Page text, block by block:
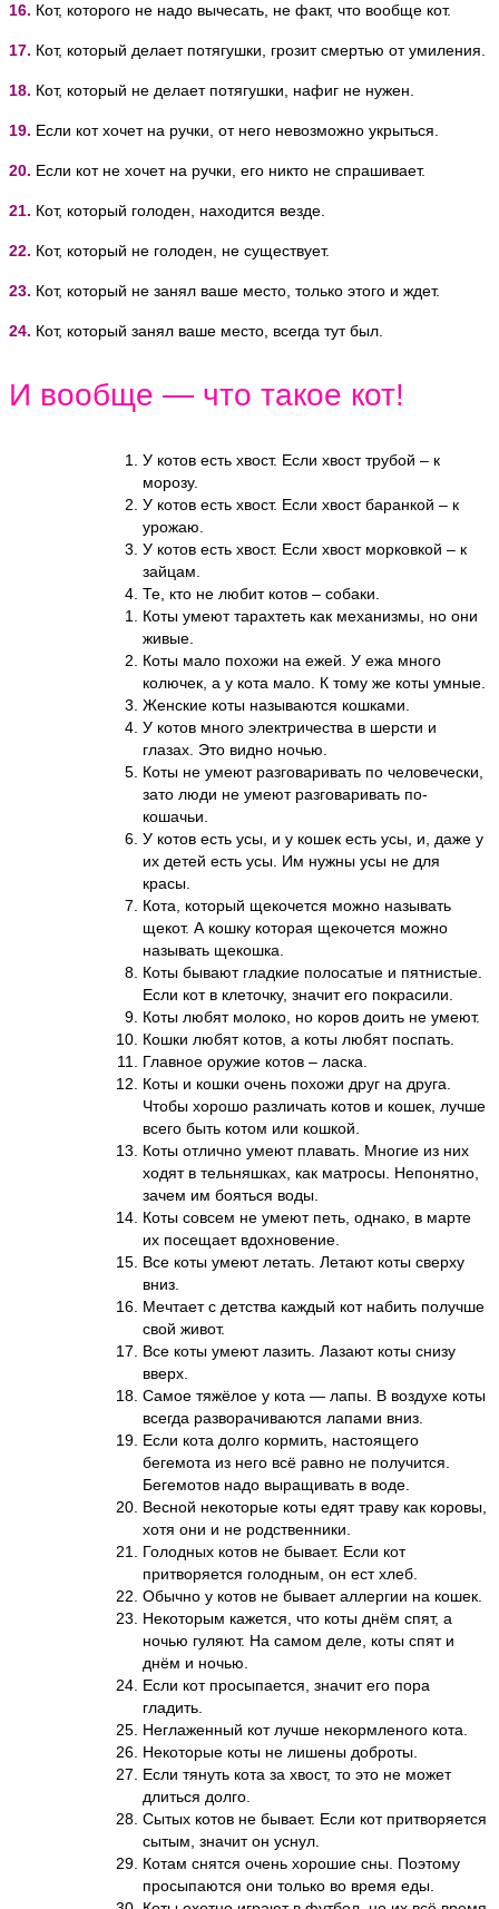
16. Кот, которого не надо вычесать, не факт, что вообще кот.
17. Кот, который делает потягушки, грозит смертью от умиления.
18. Кот, который не делает потягушки, нафиг не нужен.
19. Если кот хочет на ручки, от него невозможно укрыться.
20. Если кот не хочет на ручки, его никто не спрашивает.
21. Кот, который голоден, находится везде.
22. Кот, который не голоден, не существует.
23. Кот, который не занял ваше место, только этого и ждет.
24. Кот, который занял ваше место, всегда тут был.
И вообще — что такое кот!
У котов есть хвост. Если хвост трубой – к
морозу.
У котов есть хвост. Если хвост баранкой – к
урожаю.
У котов есть хвост. Если хвост морковкой – к
зайцам.
Те, кто не любит котов – собаки.
Коты умеют тарахтеть как механизмы, но они
живые.
Коты мало похожи на ежей. У ежа много
колючек, а у кота мало. К тому же коты умные.
Женские коты называются кошками.
У котов много электричества в шерсти и
глазах. Это видно ночью.
Коты не умеют разговаривать по человечески,
зато люди не умеют разговаривать по-
кошачьи.
У котов есть усы, и у кошек есть усы, и, даже у
их детей есть усы. Им нужны усы не для
красы.
Кота, который щекочется можно называть
щекот. А кошку которая щекочется можно
называть щекошка.
Коты бывают гладкие полосатые и пятнистые.
Если кот в клеточку, значит его покрасили.
Коты любят молоко, но коров доить не умеют.
Кошки любят котов, а коты любят поспать.
Главное оружие котов – ласка.
Коты и кошки очень похожи друг на друга.
Чтобы хорошо различать котов и кошек, лучше
всего быть котом или кошкой.
Коты отлично умеют плавать. Многие из них
ходят в тельняшках, как матросы. Непонятно,
зачем им бояться воды.
Коты совсем не умеют петь, однако, в марте
их посещает вдохновение.
Все коты умеют летать. Летают коты сверху
вниз.
Мечтает с детства каждый кот набить получше
свой живот.
Все коты умеют лазить. Лазают коты снизу
вверх.
Самое тяжёлое у кота — лапы. В воздухе коты
всегда разворачиваются лапами вниз.
Если кота долго кормить, настоящего
бегемота из него всё равно не получится.
Бегемотов надо выращивать в воде.
Весной некоторые коты едят траву как коровы,
хотя они и не родственники.
Голодных котов не бывает. Если кот
притворяется голодным, он ест хлеб.
Обычно у котов не бывает аллергии на кошек.
Некоторым кажется, что коты днём спят, а
ночью гуляют. На самом деле, коты спят и
днём и ночью.
Если кот просыпается, значит его пора
гладить.
Неглаженный кот лучше некормленого кота.
Некоторые коты не лишены доброты.
Если тянуть кота за хвост, то это не может
длиться долго.
Сытых котов не бывает. Если кот притворяется
сытым, значит он уснул.
Котам снятся очень хорошие сны. Поэтому
просыпаются они только во время еды.